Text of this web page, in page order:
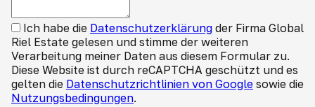
Ich habe die Datenschutzerklärung der Firma Global
Riel Estate gelesen und stimme der weiteren
Verarbeitung meiner Daten aus diesem Formular zu.
Diese Website ist durch reCAPTCHA geschützt und es
gelten die Datenschutzrichtlinien von Google sowie die
Nutzungsbedingungen.